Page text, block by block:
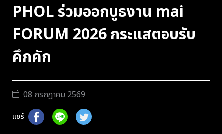
PHOL ร่วมออกบูธงาน mai
FORUM 2026 กระแสตอบรับ
คึกคัก
08 กรกฎาคม 2569
แชร์